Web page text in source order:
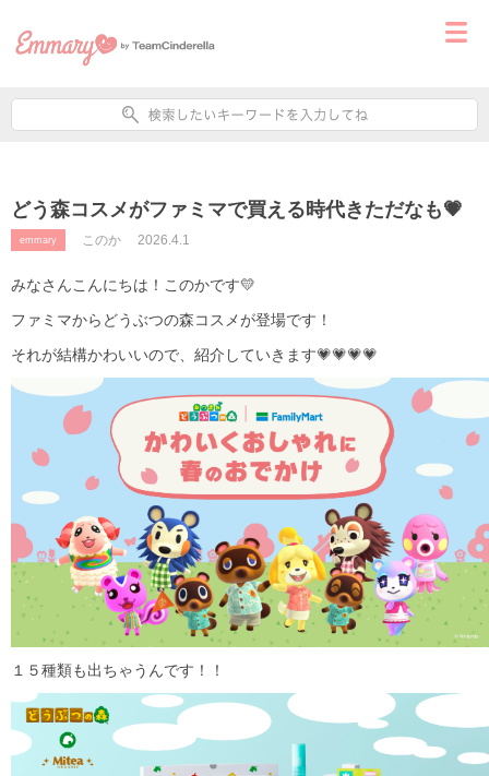
どう森コスメがファミマで買える時代きただなも💗
emmary このか 2026.4.1
みなさんこんにちは！このかです💛
ファミマからどうぶつの森コスメが登場です！
それが結構かわいいので、紹介していきます💗💗💗💗
１５種類も出ちゃうんです！！